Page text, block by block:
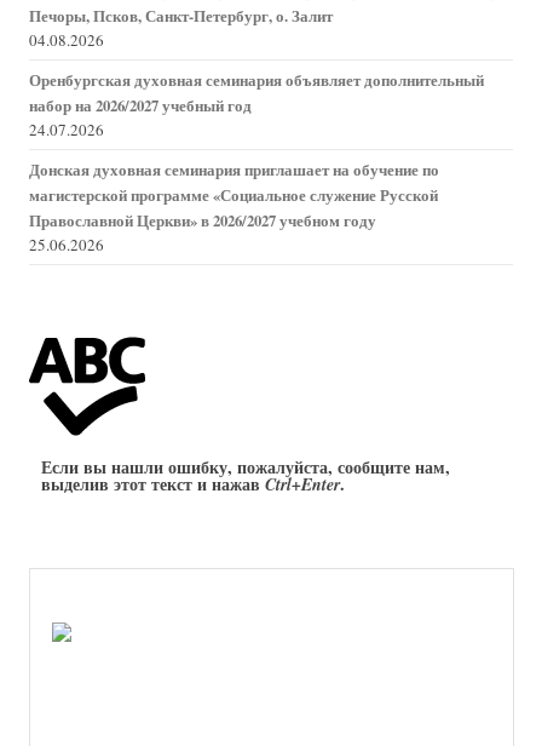
Печоры, Псков, Санкт-Петербург, о. Залит
04.08.2026
Оренбургская духовная семинария объявляет дополнительный
набор на 2026/2027 учебный год
24.07.2026
Донская духовная семинария приглашает на обучение по
магистерской программе «Социальное служение Русской
Православной Церкви» в 2026/2027 учебном году
25.06.2026
Если вы нашли ошибку, пожалуйста, сообщите нам,
выделив этот текст и нажав Ctrl+Enter.